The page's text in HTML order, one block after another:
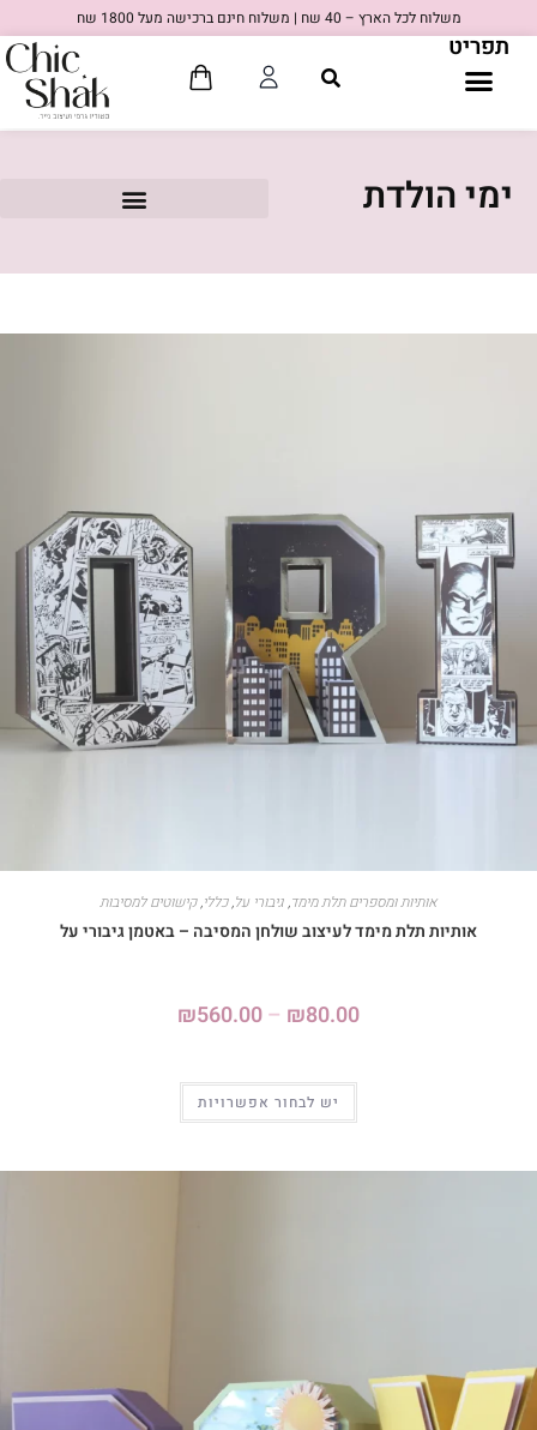
משלוח לכל הארץ – 40 שח | משלוח חינם ברכישה מעל 1800 שח
תפריט
ימי הולדת
אותיות ומספרים תלת מימד,גיבורי על,כללי,קישוטים למסיבות
אותיות תלת מימד לעיצוב שולחן המסיבה – באטמן גיבורי על
₪80.00
–
₪560.00
יש לבחור אפשרויות